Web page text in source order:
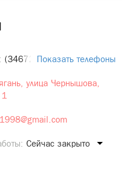
(34672) 5-98-88Показать телефоны
улица Чернышова,
Сейчас закрыто